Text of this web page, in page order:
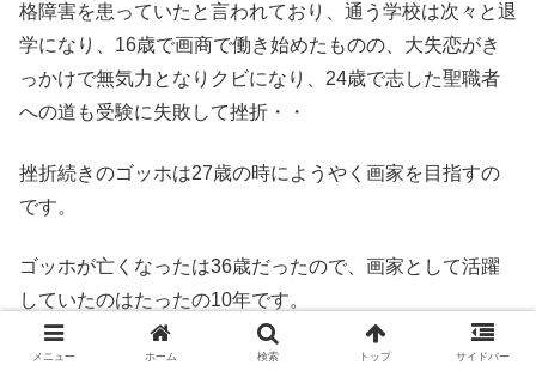
格障害を患っていたと言われており、通う学校は次々と退
学になり、16歳で画商で働き始めたものの、大失恋がき
っかけで無気力となりクビになり、24歳で志した聖職者
への道も受験に失敗して挫折・・
挫折続きのゴッホは27歳の時にようやく画家を目指すの
です。
ゴッホが亡くなったは36歳だったので、画家として活躍
していたのはたったの10年です。
その10年で2000点以上（油絵は860点）の作品を残して
メニュー ホーム 検索 トップ サイドバー